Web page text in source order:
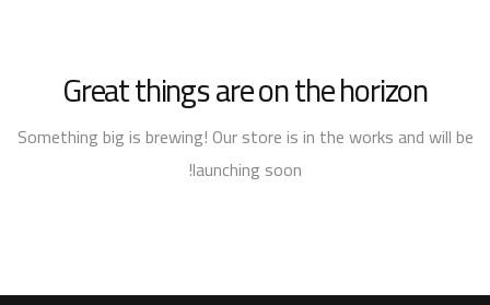
Great things are on the horizon
Something big is brewing! Our store is in the works and will be
launching soon!